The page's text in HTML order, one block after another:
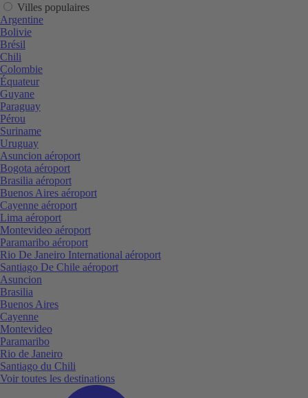
Villes populaires
Argentine
Bolivie
Brésil
Chili
Colombie
Équateur
Guyane
Paraguay
Pérou
Suriname
Uruguay
Asuncion aéroport
Bogota aéroport
Brasilia aéroport
Buenos Aires aéroport
Cayenne aéroport
Lima aéroport
Montevideo aéroport
Paramaribo aéroport
Rio De Janeiro International aéroport
Santiago De Chile aéroport
Asuncion
Brasilia
Buenos Aires
Cayenne
Montevideo
Paramaribo
Rio de Janeiro
Santiago du Chili
Voir toutes les destinations